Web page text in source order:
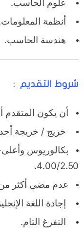
علوم الحاسب.
أنظمة
هندسة الحاسب.
شروط التقديم :
أن يكون المتقدم
خريج / خريجة أحد
4.00/2.50.
عدم مضي أكثر من
إجادة اللغة
التفرغ التام.